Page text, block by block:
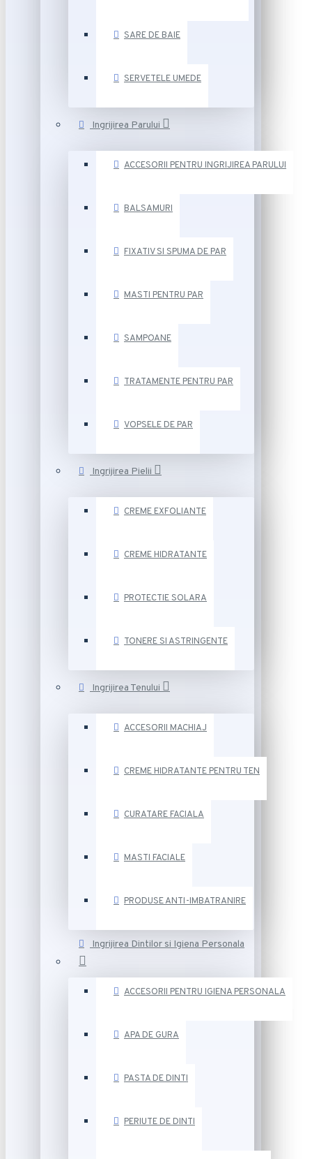
SARE DE BAIE
SERVETELE UMEDE
Ingrijirea Parului
ACCESORII PENTRU INGRIJIREA PARULUI
BALSAMURI
FIXATIV SI SPUMA DE PAR
MASTI PENTRU PAR
SAMPOANE
TRATAMENTE PENTRU PAR
VOPSELE DE PAR
Ingrijirea Pielii
CREME EXFOLIANTE
CREME HIDRATANTE
PROTECTIE SOLARA
TONERE SI ASTRINGENTE
Ingrijirea Tenului
ACCESORII MACHIAJ
CREME HIDRATANTE PENTRU TEN
CURATARE FACIALA
MASTI FACIALE
PRODUSE ANTI-IMBATRANIRE
Ingrijirea Dintilor si Igiena Personala
ACCESORII PENTRU IGIENA PERSONALA
APA DE GURA
PASTA DE DINTI
PERIUTE DE DINTI